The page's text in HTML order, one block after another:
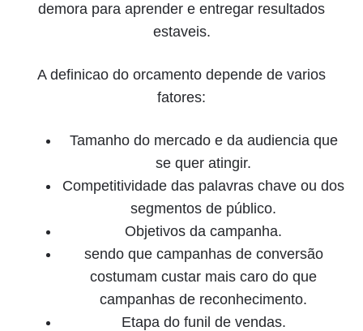
demora para aprender e entregar resultados
estaveis.
A definicao do orcamento depende de varios
fatores:
Tamanho do mercado e da audiencia que
se quer atingir.
Competitividade das palavras chave ou dos
segmentos de público.
Objetivos da campanha.
sendo que campanhas de conversão
costumam custar mais caro do que
campanhas de reconhecimento.
Etapa do funil de vendas.